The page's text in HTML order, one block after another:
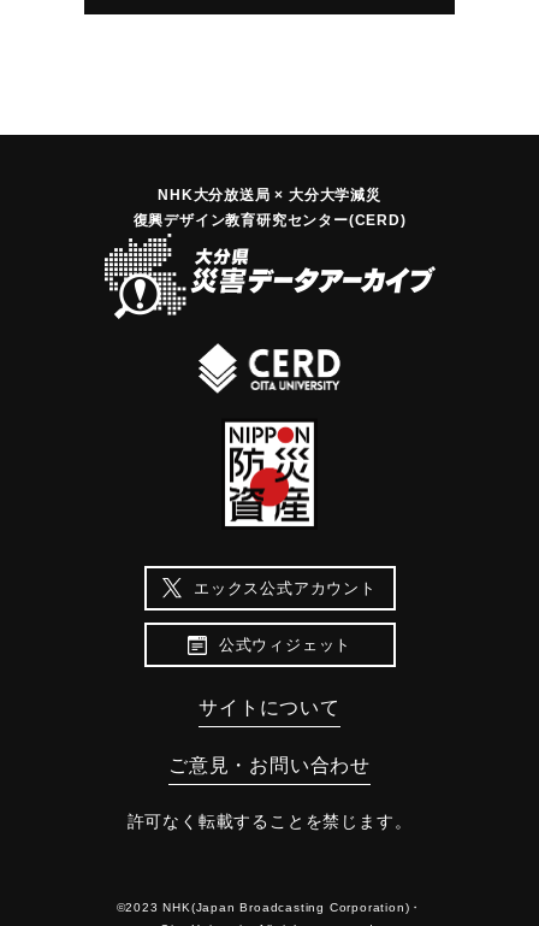
NHK大分放送局 × 大分大学減災
復興デザイン教育研究センター(CERD)
エックス公式アカウント
公式ウィジェット
サイトについて
ご意見・お問い合わせ
許可なく転載することを禁じます。
©2023 NHK(Japan Broadcasting Corporation)・